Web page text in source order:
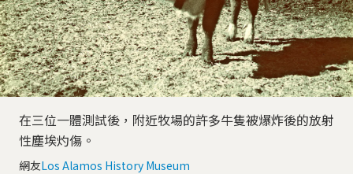
在三位一體測試後，附近牧場的許多牛隻被爆炸後的放射
性塵埃灼傷。
網友Los Alamos History Museum